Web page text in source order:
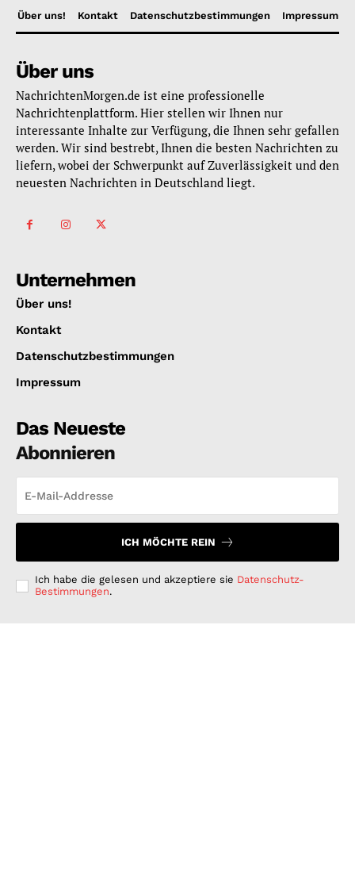
Über uns! Kontakt Datenschutzbestimmungen Impressum
Über uns
NachrichtenMorgen.de ist eine professionelle
Nachrichtenplattform. Hier stellen wir Ihnen nur
interessante Inhalte zur Verfügung, die Ihnen sehr gefallen
werden. Wir sind bestrebt, Ihnen die besten Nachrichten zu
liefern, wobei der Schwerpunkt auf Zuverlässigkeit und den
neuesten Nachrichten in Deutschland liegt.
Unternehmen
Über uns!
Kontakt
Datenschutzbestimmungen
Impressum
Das Neueste
Abonnieren
ICH MÖCHTE REIN
Ich habe die gelesen und akzeptiere sie Datenschutz-
Bestimmungen.